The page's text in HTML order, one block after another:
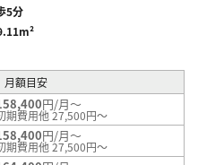
5分
月額目安
円/月～
期費用他 27,500円～
円/月～
期費用他 27,500円～